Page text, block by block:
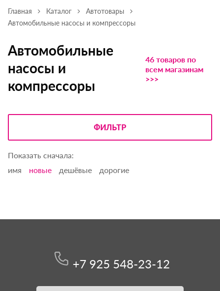
Главная Каталог
Автотовары
Автомобильные насосы и компрессоры
Автомобильные
насосы и
компрессоры
46 товаров по
всем магазинам
>>>
ФИЛЬТР
Показать сначала:
имя
новые дешёвые дорогие
+7 925 548-23-12